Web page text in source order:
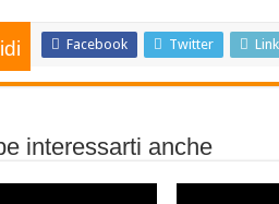
Facebook Twitter
interessarti anche